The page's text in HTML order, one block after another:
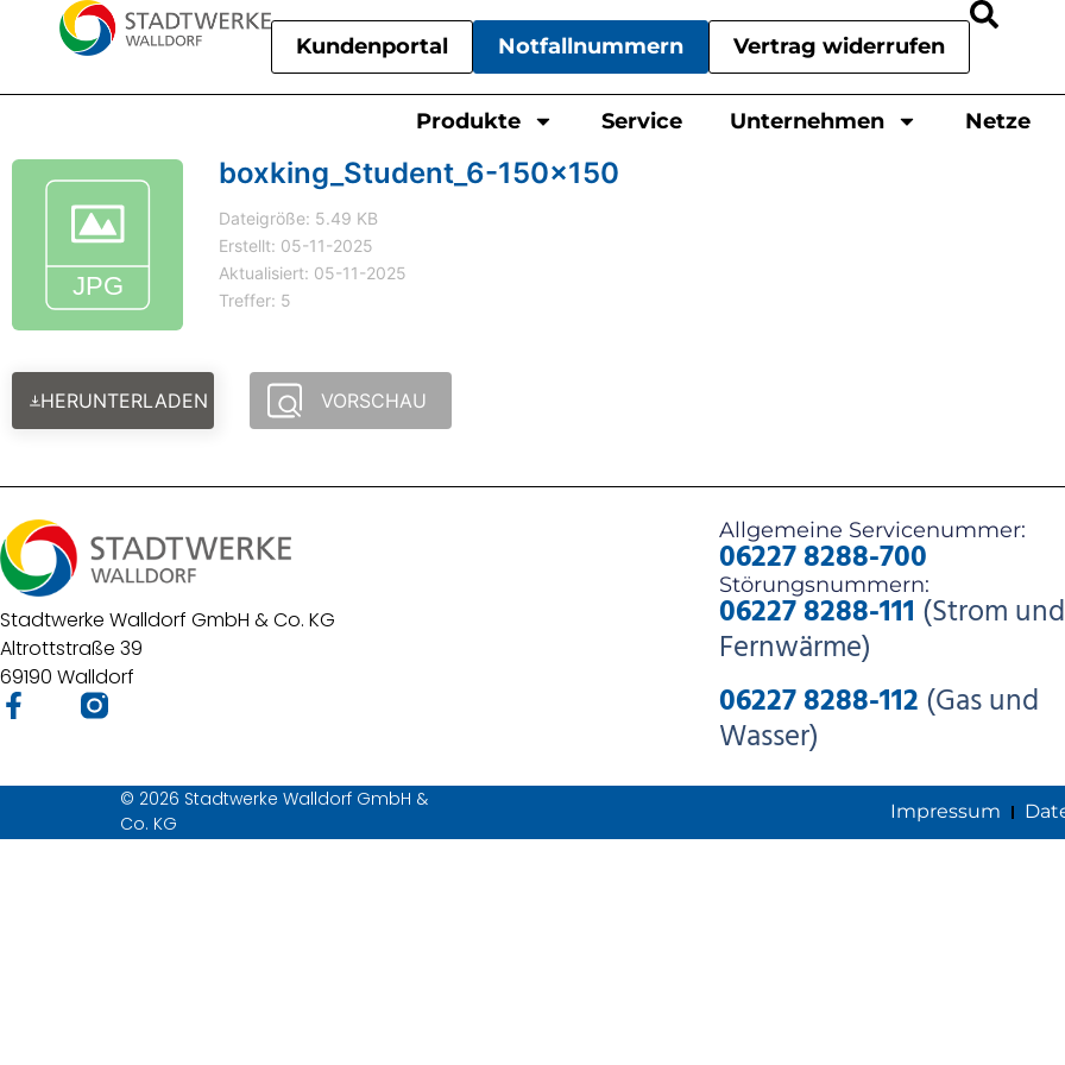
Kundenportal Notfallnummern Vertrag widerrufen
Produkte Service Unternehmen Netze
boxking_Student_6-150x150
Dateigröße: 5.49 KB
Erstellt: 05-11-2025
Aktualisiert: 05-11-2025
Treffer: 5
HERUNTERLADEN VORSCHAU
Stadtwerke Walldorf GmbH & Co. KG
Altrottstraße 39
69190 Walldorf
Allgemeine Servicenummer:
06227 8288-700
Störungsnummern:
06227 8288-111 (Strom und
Fernwärme)
06227 8288-112 (Gas und
Wasser)
© 2026 Stadtwerke Walldorf GmbH &
Co. KG
Impressum